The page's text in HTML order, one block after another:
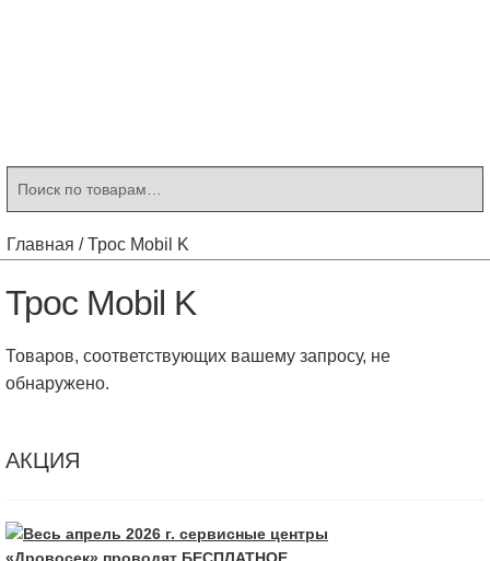
Главная /Трос Mobil K
Трос Mobil K
Товаров, соответствующих вашему запросу, не
обнаружено.
АКЦИЯ